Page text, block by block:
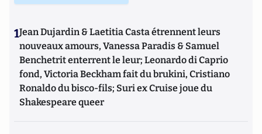
1Jean Dujardin & Laetitia Casta étrennent leurs
nouveaux amours, Vanessa Paradis & Samuel
Benchetrit enterrent le leur; Leonardo di Caprio
fond, Victoria Beckham fait du brukini, Cristiano
Ronaldo du bisco-fils; Suri ex Cruise joue du
Shakespeare queer